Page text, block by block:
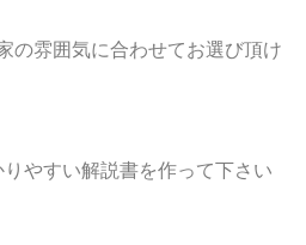
の雰囲気に合わせてお選び頂け
りやすい解説書を作って下さい